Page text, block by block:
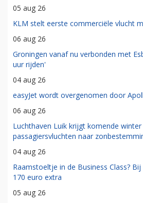
05 aug 26
KLM stelt eerste commerciële vlucht
06 aug 26
Groningen vanaf nu verbonden met
uur rijden'
04 aug 26
easyJet wordt overgenomen door
06 aug 26
Luchthaven Luik krijgt komende
passagiersvluchten naar
04 aug 26
Raamstoeltje in de Business Class?
170 euro extra
05 aug 26